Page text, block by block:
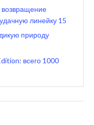
возвращение
линейку 15
природу
всего 1000